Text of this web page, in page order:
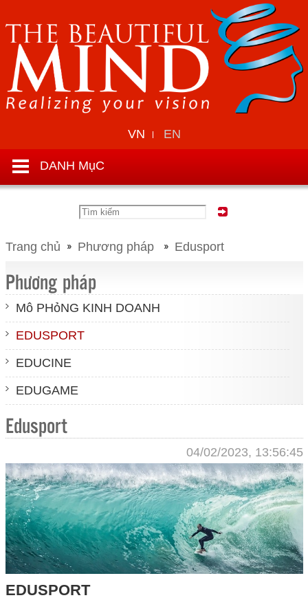
VN EN
DANH MụC
Trang chủ Phương pháp Edusport
Phương pháp
Mô PHỏNG KINH DOANH
EDUSPORT
EDUCINE
EDUGAME
Edusport
04/02/2023, 13:56:45
EDUSPORT